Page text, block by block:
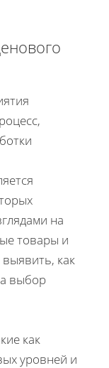
на
товары и
как
выбор
как
уровней и